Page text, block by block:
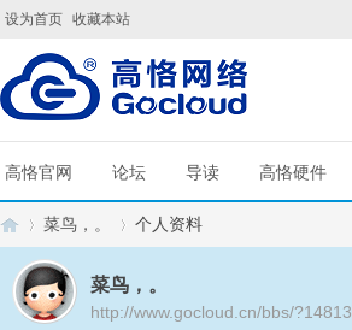
设为首页 收藏本站
高恪官网 论坛 导读 高恪硬件
菜鸟，。 个人资料
菜鸟，。
http://www.gocloud.cn/bbs/?14813